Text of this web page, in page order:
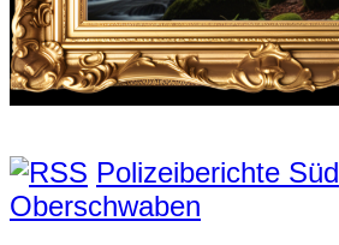
Polizeiberichte Süd
Oberschwaben